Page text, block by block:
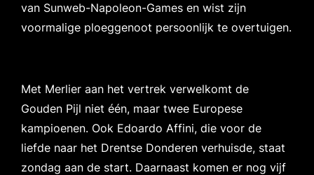
van Sunweb-Napoleon-Games en wist zijn
voormalige ploeggenoot persoonlijk te overtuigen.
Met Merlier aan het vertrek verwelkomt de
Gouden Pijl niet één, maar twee Europese
kampioenen. Ook Edoardo Affini, die voor de
liefde naar het Drentse Donderen verhuisde, staat
zondag aan de start. Daarnaast komen er nog vijf